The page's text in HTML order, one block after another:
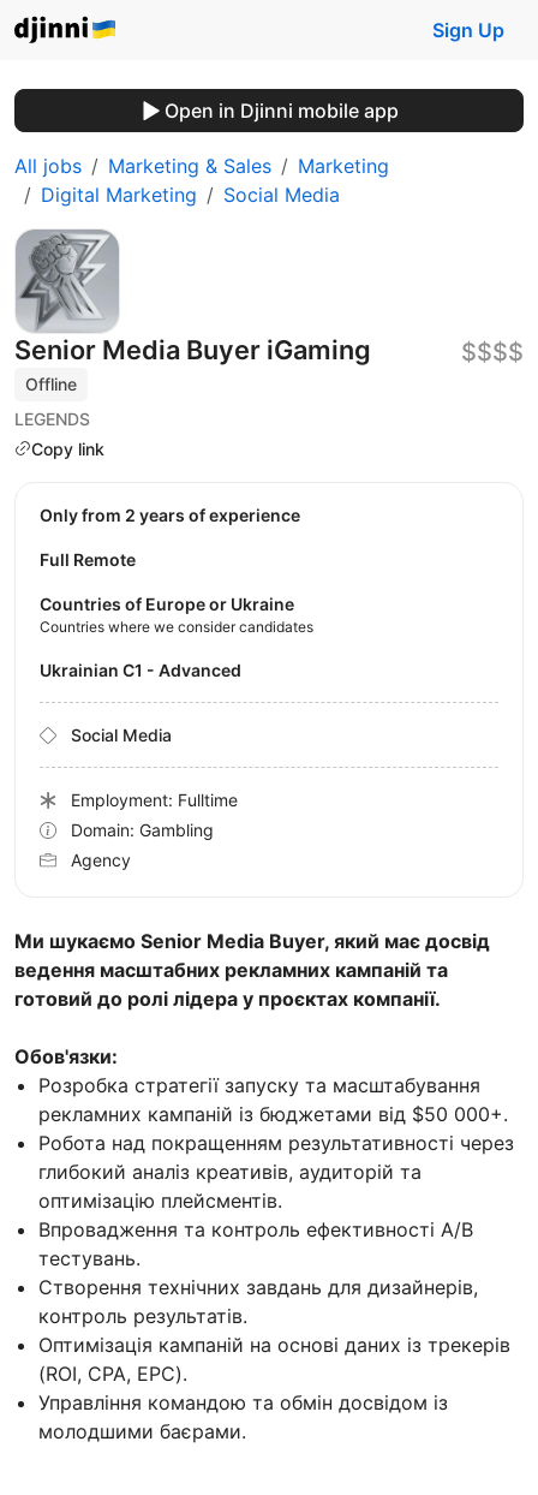
Sign Up
Open in Djinni mobile app
All jobs Marketing & Sales
Marketing
Digital Marketing
Social Media
Senior Media Buyer iGaming
Offline
LEGENDS
Copy link
$$$$
Ми шукаємо Senior Media Buyer, який має досвід
ведення масштабних рекламних кампаній та
готовий до ролі лідера у проєктах компанії.
Обов'язки:
Розробка стратегії запуску та масштабування
рекламних кампаній із бюджетами від $50 000+.
Робота над покращенням результативності через
глибокий аналіз креативів, аудиторій та
оптимізацію плейсментів.
Впровадження та контроль ефективності A/B
тестувань.
Створення технічних завдань для дизайнерів,
контроль результатів.
Оптимізація кампаній на основі даних із трекерів
(ROI, CPA, EPC).
Управління командою та обмін досвідом із
молодшими баєрами.
Only from 2 years of experience
Full Remote
Countries of Europe or Ukraine
Countries where we consider candidates
Ukrainian C1 - Advanced
Social Media
Employment: Fulltime
Domain: Gambling
Agency